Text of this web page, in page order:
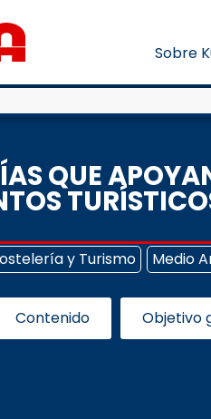
Sobre
QUE
y Turismo Medio
Contenido Objetivo